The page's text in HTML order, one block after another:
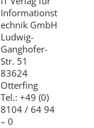
Informationst
echnik GmbH
Ludwig-
Ganghofer-
Str. 51
83624
Otterfing
Tel.: +49 (0)
8104 / 64 94
– 0